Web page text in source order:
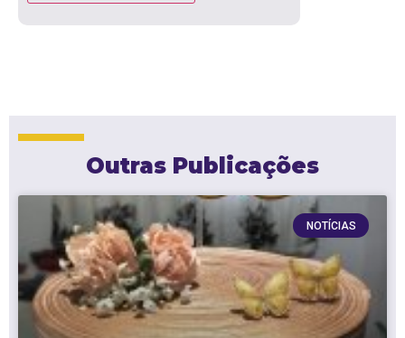
Outras Publicações
NOTÍCIAS